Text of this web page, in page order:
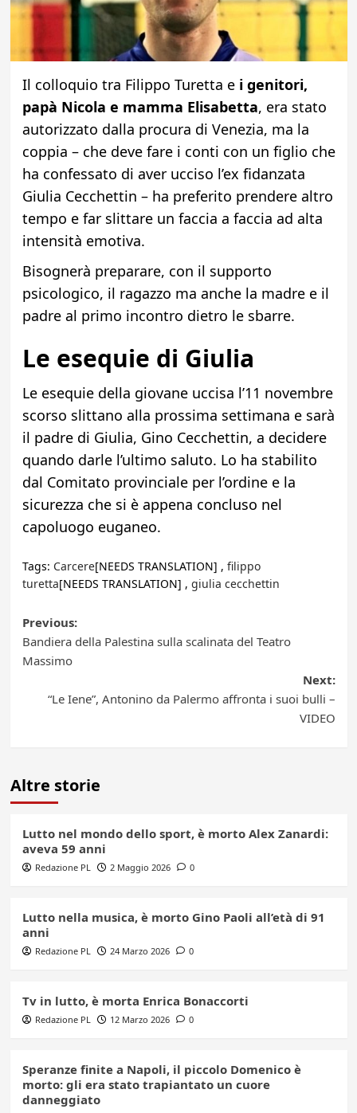
Il colloquio tra Filippo Turetta ei genitori,
papà Nicola e mamma Elisabetta, era stato
autorizzato dalla procura di Venezia, ma la
coppia – che deve fare i conti con un figlio che
ha confessato di aver ucciso l’ex fidanzata
Giulia Cecchettin – ha preferito prendere altro
tempo e far slittare un faccia a faccia ad alta
intensità emotiva.
Bisognerà preparare, con il supporto
psicologico, il ragazzo ma anche la madre e il
padre al primo incontro dietro le sbarre.
Le esequie di Giulia
Le esequie della giovane uccisa l’11 novembre
scorso slittano alla prossima settimana e sarà
il padre di Giulia, Gino Cecchettin, a decidere
quando darle l’ultimo saluto. Lo ha stabilito
dal Comitato provinciale per l’ordine e la
sicurezza che si è appena concluso nel
capoluogo euganeo.
Tags: Carcere[NEEDS TRANSLATION] , filippo
turetta[NEEDS TRANSLATION] , giulia cecchettin
Post
navigation
Previous:
Bandiera della Palestina sulla scalinata del Teatro
Massimo
Next:
“Le Iene”, Antonino da Palermo affronta i suoi bulli –
VIDEO
Altre storie
Lutto nel mondo dello sport, è morto Alex Zanardi:
aveva 59 anni
Redazione PL 2 Maggio 2026 0
Lutto nella musica, è morto Gino Paoli all’età di 91
anni
Redazione PL 24 Marzo 2026 0
Tv in lutto, è morta Enrica Bonaccorti
Redazione PL 12 Marzo 2026 0
Speranze finite a Napoli, il piccolo Domenico è
morto: gli era stato trapiantato un cuore
danneggiato